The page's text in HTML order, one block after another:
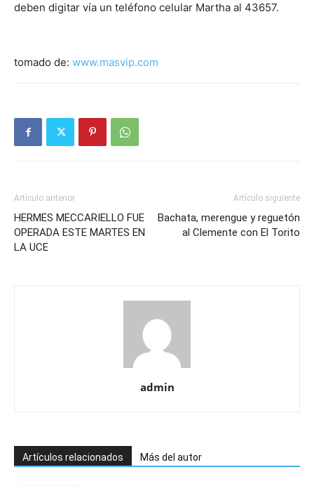
deben digitar vía un teléfono celular Martha al 43657.
tomado de: www.masvip.com
Artículo anterior
HERMES MECCARIELLO FUE
OPERADA ESTE MARTES EN
LA UCE
Artículo siguiente
Bachata, merengue y reguetón
al Clemente con El Torito
admin
Artículos relacionados Más del autor